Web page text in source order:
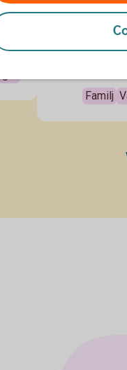
det inkluderar
Swedbanks
hälsa,
Familj